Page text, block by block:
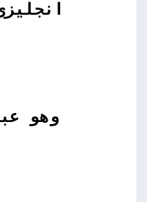
وهو